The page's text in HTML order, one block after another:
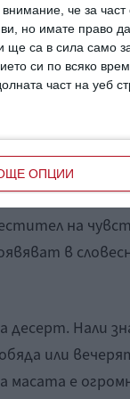
че за
ви, но имате право
ще са в сила само
си по всяко
част на уеб
ОПЦИИ
захар. Това е
да
на
бъдат
или
за
на
в
десерт. Нали
или
масата е